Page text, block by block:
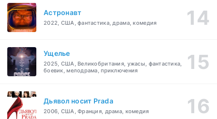
Астронавт
2022, США, фантастика, драма, комедия
Ущелье
2025, США, Великобритания, ужасы, фантастика,
боевик, мелодрама, приключения
Дьявол носит Prada
2006, США, Франция, драма, комедия